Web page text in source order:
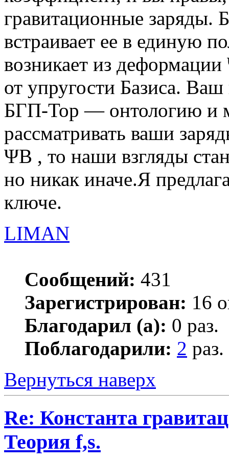
гравитационные заряды.
встраивает ее в единую
возникает из
от упругости Базиса.
БГП-Тор — онтологию и
рассматривать ваши
ΨB , то наши взгляды
но никак иначе.Я
ключе.
LIMAN
Сообщений: 431
Зарегистрирован: 16
Благодарил (а): 0 раз.
Поблагодарили: 2 раз.
Вернуться наверх
Re: Константа
Теория f,s.